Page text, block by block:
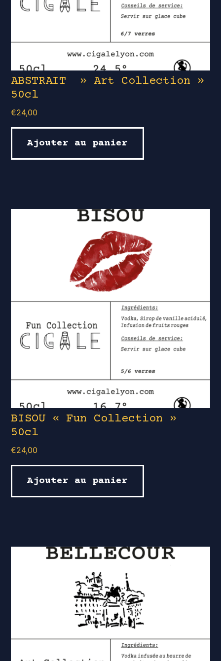
ABSTRAIT » Art Collection »
50cl
€24,00
Ajouter au panier
BISOU « Fun Collection »
50cl
€24,00
Ajouter au panier